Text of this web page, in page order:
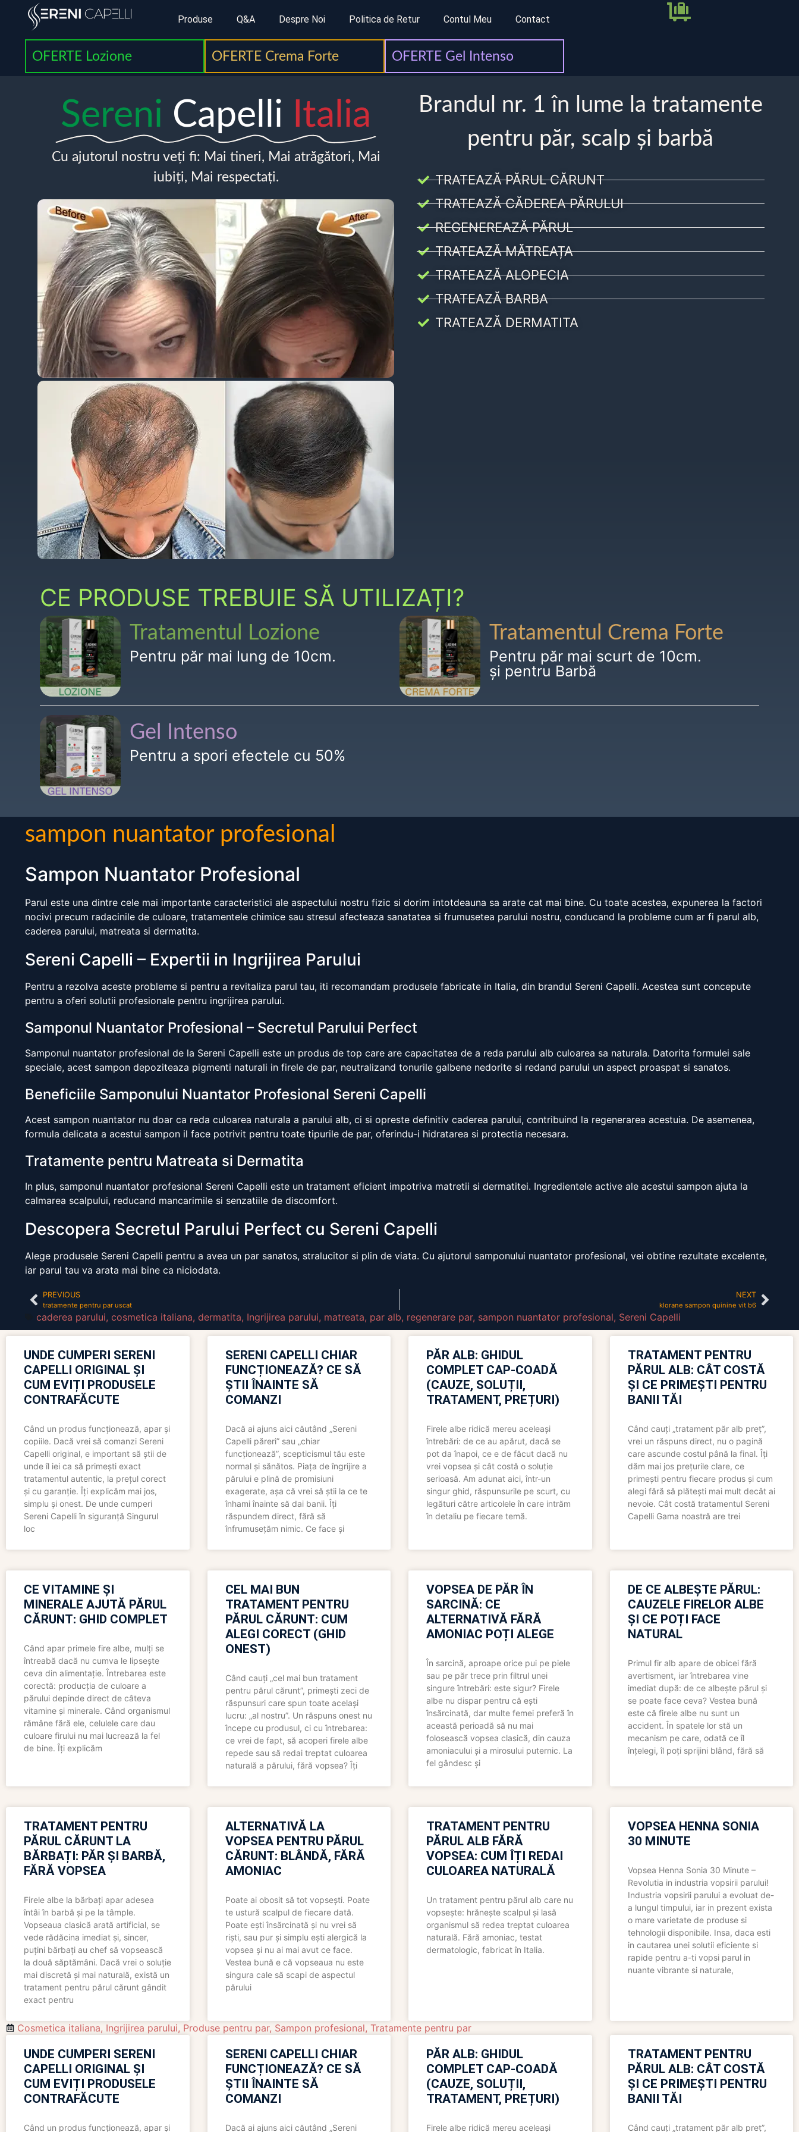
Produse Q&A Despre Noi Politica de Retur Contul Meu Contact
OFERTE Lozione OFERTE Crema Forte OFERTE Gel Intenso
Sereni Capelli Italia
Cu ajutorul nostru veți fi: Mai tineri, Mai atrăgători, Mai
iubiți, Mai respectați.
Brandul nr. 1 în lume la tratamente
pentru păr, scalp și barbă
TRATEAZĂ PĂRUL CĂRUNT
TRATEAZĂ CĂDEREA PĂRULUI
REGENEREAZĂ PĂRUL
TRATEAZĂ MĂTREAȚA
TRATEAZĂ ALOPECIA
TRATEAZĂ BARBA
TRATEAZĂ DERMATITA
CE PRODUSE TREBUIE SĂ UTILIZAȚI?
Tratamentul Lozione
Pentru păr mai lung de 10cm.
Tratamentul Crema Forte
Pentru păr mai scurt de 10cm.
și pentru Barbă
Gel Intenso
Pentru a spori efectele cu 50%
sampon nuantator profesional
Sampon Nuantator Profesional
Parul este una dintre cele mai importante caracteristici ale aspectului nostru fizic si dorim intotdeauna sa arate cat mai bine. Cu toate acestea, expunerea la factori
nocivi precum radacinile de culoare, tratamentele chimice sau stresul afecteaza sanatatea si frumusetea parului nostru, conducand la probleme cum ar fi parul alb,
caderea parului, matreata si dermatita.
Sereni Capelli – Expertii in Ingrijirea Parului
Pentru a rezolva aceste probleme si pentru a revitaliza parul tau, iti recomandam produsele fabricate in Italia, din brandul Sereni Capelli. Acestea sunt concepute
pentru a oferi solutii profesionale pentru ingrijirea parului.
Samponul Nuantator Profesional – Secretul Parului Perfect
Samponul nuantator profesional de la Sereni Capelli este un produs de top care are capacitatea de a reda parului alb culoarea sa naturala. Datorita formulei sale
speciale, acest sampon depoziteaza pigmenti naturali in firele de par, neutralizand tonurile galbene nedorite si redand parului un aspect proaspat si sanatos.
Beneficiile Samponului Nuantator Profesional Sereni Capelli
Acest sampon nuantator nu doar ca reda culoarea naturala a parului alb, ci si opreste definitiv caderea parului, contribuind la regenerarea acestuia. De asemenea,
formula delicata a acestui sampon il face potrivit pentru toate tipurile de par, oferindu-i hidratarea si protectia necesara.
Tratamente pentru Matreata si Dermatita
In plus, samponul nuantator profesional Sereni Capelli este un tratament eficient impotriva matretii si dermatitei. Ingredientele active ale acestui sampon ajuta la
calmarea scalpului, reducand mancarimile si senzatiile de discomfort.
Descopera Secretul Parului Perfect cu Sereni Capelli
Alege produsele Sereni Capelli pentru a avea un par sanatos, stralucitor si plin de viata. Cu ajutorul samponului nuantator profesional, vei obtine rezultate excelente,
iar parul tau va arata mai bine ca niciodata.
PREVIOUS
tratamente pentru par uscat
NEXT
klorane sampon quinine vit b6
caderea parului, cosmetica italiana, dermatita, Ingrijirea parului, matreata, par alb, regenerare par, sampon nuantator profesional, Sereni Capelli
UNDE CUMPERI SERENI
CAPELLI ORIGINAL ȘI
CUM EVIȚI PRODUSELE
CONTRAFĂCUTE
Când un produs funcționează, apar și
copiile. Dacă vrei să comanzi Sereni
Capelli original, e important să știi de
unde îl iei ca să primești exact
tratamentul autentic, la prețul corect
și cu garanție. Îți explicăm mai jos,
simplu și onest. De unde cumperi
Sereni Capelli în siguranță Singurul
loc
SERENI CAPELLI CHIAR
FUNCȚIONEAZĂ? CE SĂ
ȘTII ÎNAINTE SĂ
COMANZI
Dacă ai ajuns aici căutând „Sereni
Capelli păreri” sau „chiar
funcționează”, scepticismul tău este
normal și sănătos. Piața de îngrijire a
părului e plină de promisiuni
exagerate, așa că vrei să știi la ce te
înhami înainte să dai banii. Îți
răspundem direct, fără să
înfrumusețăm nimic. Ce face și
PĂR ALB: GHIDUL
COMPLET CAP-COADĂ
(CAUZE, SOLUȚII,
TRATAMENT, PREȚURI)
Firele albe ridică mereu aceleași
întrebări: de ce au apărut, dacă se
pot da înapoi, ce e de făcut dacă nu
vrei vopsea și cât costă o soluție
serioasă. Am adunat aici, într-un
singur ghid, răspunsurile pe scurt, cu
legături către articolele în care intrăm
în detaliu pe fiecare temă.
TRATAMENT PENTRU
PĂRUL ALB: CÂT COSTĂ
ȘI CE PRIMEȘTI PENTRU
BANII TĂI
Când cauți „tratament păr alb preț”,
vrei un răspuns direct, nu o pagină
care ascunde costul până la final. Îți
dăm mai jos prețurile clare, ce
primești pentru fiecare produs și cum
alegi fără să plătești mai mult decât ai
nevoie. Cât costă tratamentul Sereni
Capelli Gama noastră are trei
CE VITAMINE ȘI
MINERALE AJUTĂ PĂRUL
CĂRUNT: GHID COMPLET
Când apar primele fire albe, mulți se
întreabă dacă nu cumva le lipsește
ceva din alimentație. Întrebarea este
corectă: producția de culoare a
părului depinde direct de câteva
vitamine și minerale. Când organismul
rămâne fără ele, celulele care dau
culoare firului nu mai lucrează la fel
de bine. Îți explicăm
CEL MAI BUN
TRATAMENT PENTRU
PĂRUL CĂRUNT: CUM
ALEGI CORECT (GHID
ONEST)
Când cauți „cel mai bun tratament
pentru părul cărunt”, primești zeci de
răspunsuri care spun toate același
lucru: „al nostru”. Un răspuns onest nu
începe cu produsul, ci cu întrebarea:
ce vrei de fapt, să acoperi firele albe
repede sau să redai treptat culoarea
naturală a părului, fără vopsea? Îți
VOPSEA DE PĂR ÎN
SARCINĂ: CE
ALTERNATIVĂ FĂRĂ
AMONIAC POȚI ALEGE
În sarcină, aproape orice pui pe piele
sau pe păr trece prin filtrul unei
singure întrebări: este sigur? Firele
albe nu dispar pentru că ești
însărcinată, dar multe femei preferă în
această perioadă să nu mai
folosească vopsea clasică, din cauza
amoniacului și a mirosului puternic. La
fel gândesc și
DE CE ALBEȘTE PĂRUL:
CAUZELE FIRELOR ALBE
ȘI CE POȚI FACE
NATURAL
Primul fir alb apare de obicei fără
avertisment, iar întrebarea vine
imediat după: de ce albește părul și
se poate face ceva? Vestea bună
este că firele albe nu sunt un
accident. În spatele lor stă un
mecanism pe care, odată ce îl
înțelegi, îl poți sprijini blând, fără să
TRATAMENT PENTRU
PĂRUL CĂRUNT LA
BĂRBAȚI: PĂR ȘI BARBĂ,
FĂRĂ VOPSEA
Firele albe la bărbați apar adesea
întâi în barbă și pe la tâmple.
Vopseaua clasică arată artificial, se
vede rădăcina imediat și, sincer,
puțini bărbați au chef să vopsească
la două săptămâni. Dacă vrei o soluție
mai discretă și mai naturală, există un
tratament pentru părul cărunt gândit
exact pentru
ALTERNATIVĂ LA
VOPSEA PENTRU PĂRUL
CĂRUNT: BLÂNDĂ, FĂRĂ
AMONIAC
Poate ai obosit să tot vopsești. Poate
te ustură scalpul de fiecare dată.
Poate ești însărcinată și nu vrei să
riști, sau pur și simplu ești alergică la
vopsea și nu ai mai avut ce face.
Vestea bună e că vopseaua nu este
singura cale să scapi de aspectul
părului
TRATAMENT PENTRU
PĂRUL ALB FĂRĂ
VOPSEA: CUM ÎȚI REDAI
CULOAREA NATURALĂ
Un tratament pentru părul alb care nu
vopsește: hrănește scalpul și lasă
organismul să redea treptat culoarea
naturală. Fără amoniac, testat
dermatologic, fabricat în Italia.
VOPSEA HENNA SONIA
30 MINUTE
Vopsea Henna Sonia 30 Minute –
Revolutia in industria vopsirii parului!
Industria vopsirii parului a evoluat de-
a lungul timpului, iar in prezent exista
o mare varietate de produse si
tehnologii disponibile. Insa, daca esti
in cautarea unei solutii eficiente si
rapide pentru a-ti vopsi parul in
nuante vibrante si naturale,
Cosmetica italiana, Ingrijirea parului, Produse pentru par, Sampon profesional, Tratamente pentru par
UNDE CUMPERI SERENI
CAPELLI ORIGINAL ȘI
CUM EVIȚI PRODUSELE
CONTRAFĂCUTE
Când un produs funcționează, apar și
SERENI CAPELLI CHIAR
FUNCȚIONEAZĂ? CE SĂ
ȘTII ÎNAINTE SĂ
COMANZI
Dacă ai ajuns aici căutând „Sereni
PĂR ALB: GHIDUL
COMPLET CAP-COADĂ
(CAUZE, SOLUȚII,
TRATAMENT, PREȚURI)
Firele albe ridică mereu aceleași
TRATAMENT PENTRU
PĂRUL ALB: CÂT COSTĂ
ȘI CE PRIMEȘTI PENTRU
BANII TĂI
Când cauți „tratament păr alb preț”,